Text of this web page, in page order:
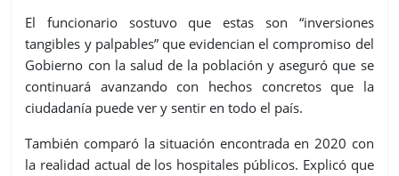
El funcionario sostuvo que estas son “inversiones
tangibles y palpables” que evidencian el compromiso del
Gobierno con la salud de la población y aseguró que se
continuará avanzando con hechos concretos que la
ciudadanía puede ver y sentir en todo el país.
También comparó la situación encontrada en 2020 con
la realidad actual de los hospitales públicos. Explicó que